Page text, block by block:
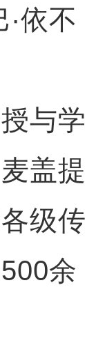
依不
与学
盖提
级传
余